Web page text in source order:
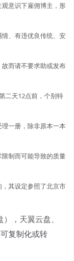
意识下雇佣博主，形
、有违优良传统、安
而请不要求助或发布
二天12点前，个别特
一册，除非原本一本
制而可能导致的质量
其设定参照了北京市
，天翼云盘、
复制化或转